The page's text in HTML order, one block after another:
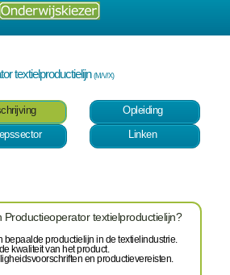
textielproductielijn(M/V/X)
Opleiding
Linken
Productieoperator textielproductielijn?
bepaalde productielijn in de textielindustrie.
kwaliteit van het product.
en productievereisten.